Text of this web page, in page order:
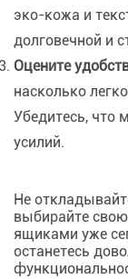
эко-кожа и
долговечной и
Оцените
насколько
Убедитесь, что
усилий.
Не
выбирайте
ящиками уже
останетесь